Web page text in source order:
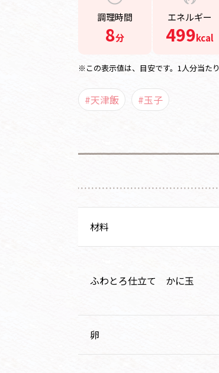
調理時間
8分
エネルギー
499kcal
※この表示値は、目安です。1人分当たり
#天津飯 #玉子
材料
ふわとろ仕立て かに玉
卵